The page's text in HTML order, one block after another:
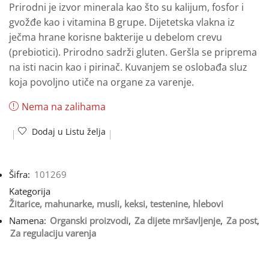
Prirodni je izvor minerala kao što su kalijum, fosfor i
gvožđe kao i vitamina B grupe. Dijetetska vlakna iz
ječma hrane korisne bakterije u debelom crevu
(prebiotici). Prirodno sadrži gluten. Geršla se priprema
na isti nacin kao i pirinač. Kuvanjem se oslobađa sluz
koja povoljno utiče na organe za varenje.
Nema na zalihama
Dodaj u Listu želja
Šifra: 101269
Kategorija
Žitarice, mahunarke, musli, keksi, testenine, hlebovi
Namena: Organski proizvodi, Za dijete mršavljenje, Za post,
Za regulaciju varenja